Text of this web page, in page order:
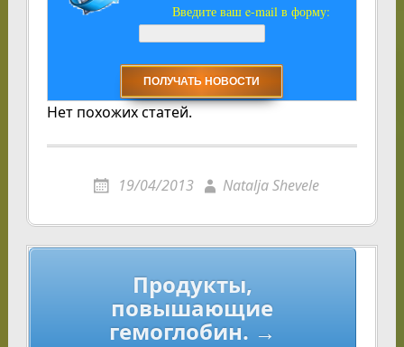
Введите ваш e-mail в форму:
Нет похожих статей.
19/04/2013 Natalja Shevele
Навигация
Продукты,
повышающие
гемоглобин. →